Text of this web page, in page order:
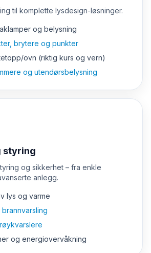
til komplette lysdesign-løsninger.
og belysning
brytere og punkter
ovn (riktig kurs og vern)
og utendørsbelysning
styring
og sikkerhet – fra enkle
anlegg.
lys og varme
og energiovervåkning